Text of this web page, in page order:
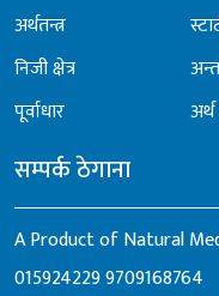
अर्थतन्त्र
निजी क्षेत्र
पूर्वाधार
सम्पर्क ठेगाना
A Product of Natural
0159242299709168764